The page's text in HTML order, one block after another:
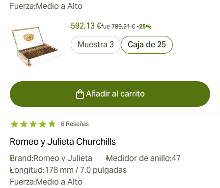
Fuerza:Medio a Alto
592,13 €fue 789,21 € -25%
Muestra 3 Caja de 25
Añadir al carrito
6 Reseñas
Romeo y Julieta Churchills
Brand:Romeo y Julieta Medidor de anillo:47
Longitud:178 mm / 7.0 pulgadas
Fuerza:Medio a Alto